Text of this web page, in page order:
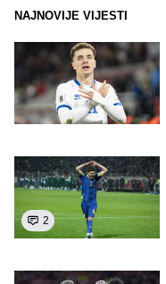
NAJNOVIJE VIJESTI
2